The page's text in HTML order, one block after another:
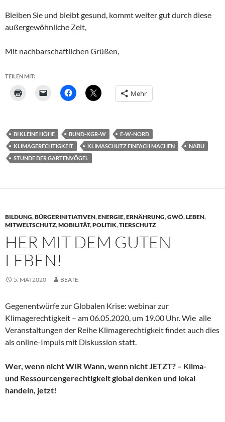
Bleiben Sie und bleibt gesund, kommt weiter gut durch diese
außergewöhnliche Zeit,
Mit nachbarschaftlichen Grüßen,
TEILEN MIT:
Mehr
BI KLEINE HÖHE BUND-KGR-W
E-W-NORD
KLIMAGERECHTIGKEIT
KLIMASCHUTZ EINFACH MACHEN
NABU
STUNDE DER GARTENVÖGEL
BILDUNG,BÜRGERINITIATIVEN,ENERGIE,ERNÄHRUNG,GWÖ,LEBEN,
MITWELTSCHUTZ,MOBILITÄT,POLITIK,TIERSCHUTZ
HER MIT DEM GUTEN
LEBEN!
5. MAI 2020 BEATE
Gegenentwürfe zur Globalen Krise: webinar zur
Klimagerechtigkeit – am 06.05.2020, um 19.00 Uhr. Wie alle
Veranstaltungen der Reihe Klimagerechtigkeit findet auch dies
als online-Impuls mit Diskussion statt.
Wer, wenn nicht WIR Wann, wenn nicht JETZT? – Klima-
und Ressourcengerechtigkeit global denken und lokal
handeln, jetzt!